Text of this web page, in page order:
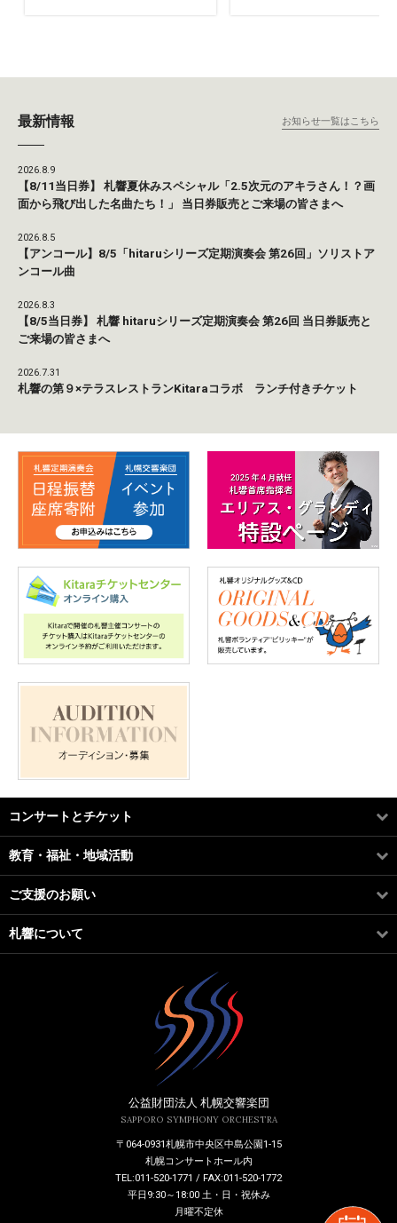
最新情報 お知らせ一覧はこちら
2026.8.9
【8/11当日券】 札響夏休みスペシャル「2.5次元のアキラさん！？画
面から飛び出した名曲たち！」 当日券販売とご来場の皆さまへ
2026.8.5
【アンコール】8/5「hitaruシリーズ定期演奏会 第26回」ソリストア
ンコール曲
2026.8.3
【8/5当日券】 札響 hitaruシリーズ定期演奏会 第26回 当日券販売と
ご来場の皆さまへ
2026.7.31
札響の第９×テラスレストランKitaraコラボ ランチ付きチケット
コンサートとチケット
教育・福祉・地域活動
ご支援のお願い
札響について
公益財団法人 札幌交響楽団
SAPPORO SYMPHONY ORCHESTRA
〒064-0931札幌市中央区中島公園1-15
札幌コンサートホール内
TEL:011-520-1771 / FAX:011-520-1772
平日9:30～18:00 土・日・祝休み
月曜不定休